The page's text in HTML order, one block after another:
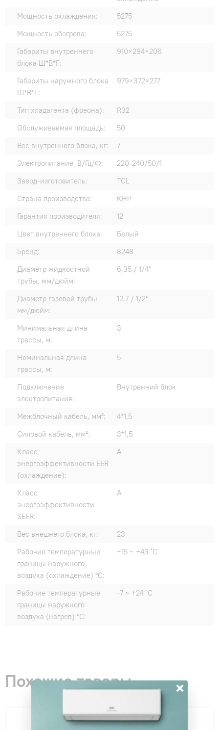
Мощность охлаждения:
5275
Мощность обогрева:
5275
Габариты внутреннего
блока Ш*В*Г:
910×294×206
Габариты наружного блока
Ш*В*Г:
979×372×277
Тип хладагента (фреона):
R32
Обслуживаемая площадь:
50
Вес внутреннего блока, кг:
7
Электропитание, В/Гц/Ф:
220-240/50/1
Завод-изготовитель:
TCL
Страна производства:
КНР
Гарантия производителя:
12
Цвет внутреннего блока:
Белый
Бренд:
8248
Диаметр жидкостной
трубы, мм/дюйм:
6,35 / 1/4"
Диаметр газовой трубы
мм/дюйм:
12,7 / 1/2"
Минимальная длина
трассы, м:
3
Номинальная длина
трассы, м:
5
Подключение
электропитания:
Внутренний блок
Межблочный кабель, мм²:
4*1,5
Силовой кабель, мм²:
3*1,5
Класс
энергоэффективности EER
(охлаждение):
A
Класс
энергоэффективности
SEER:
A
Вес внешнего блока, кг:
23
Рабочие температурные
границы наружного
воздуха (охлаждение) °C:
+15 ~ +43 ˚С
Рабочие температурные
границы наружного
воздуха (нагрев) °C:
-7 ~ +24 ˚С
Похожие товары ×